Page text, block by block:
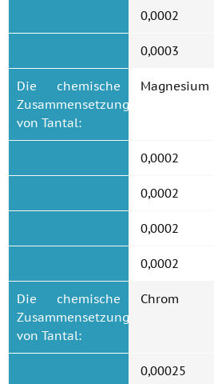
0,0002
0,0003
Die chemische
Zusammensetzung
von Tantal:
Magnesium
0,0002
0,0002
0,0002
0,0002
Die chemische
Zusammensetzung
von Tantal:
Chrom
0,00025